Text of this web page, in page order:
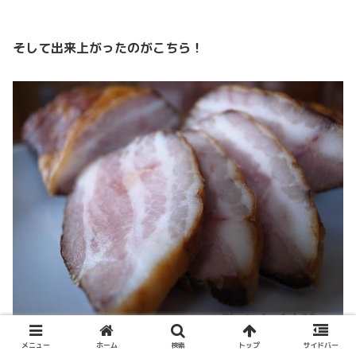
そして出来上がったのがこちら！
メニュー ホーム 検索 トップ サイドバー